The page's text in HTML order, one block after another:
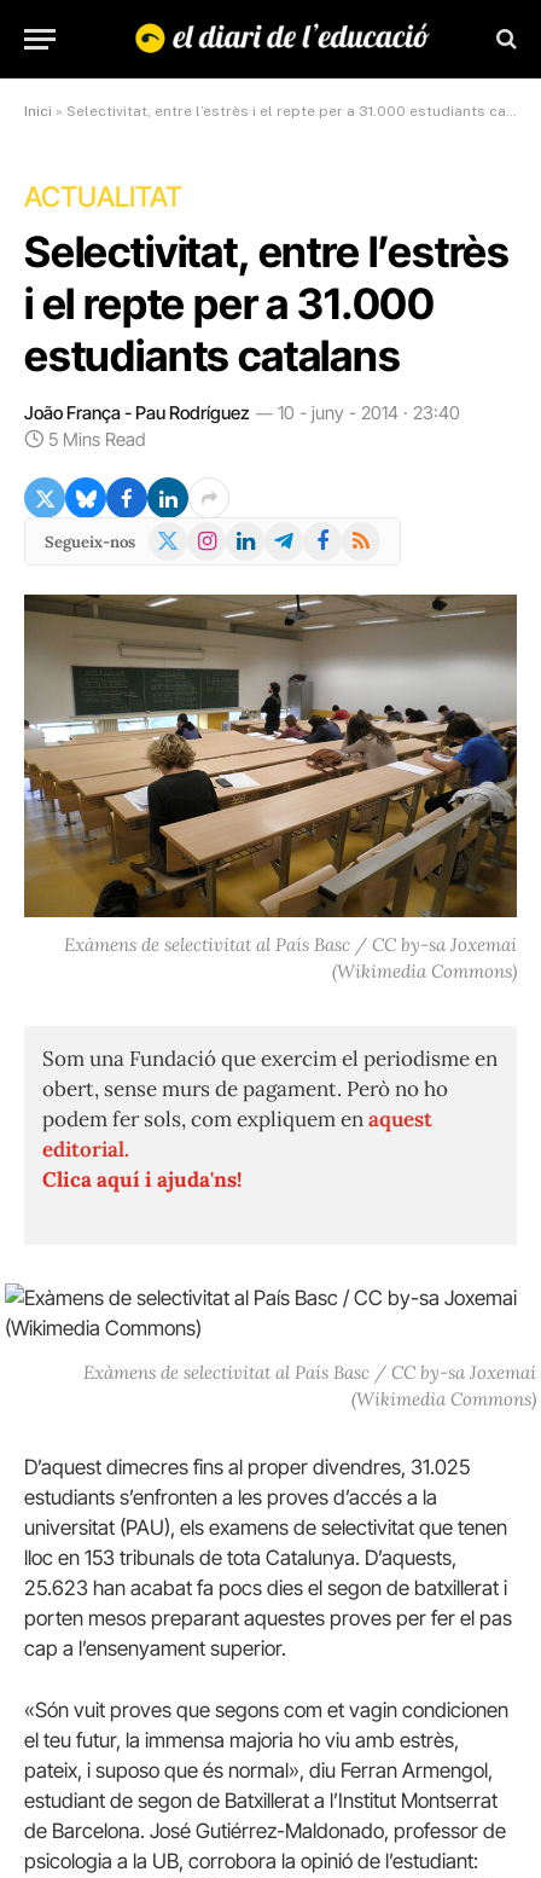
Inici » Selectivitat, entre l’estrès i el repte per a 31.000 estudiants catalans
ACTUALITAT
Selectivitat, entre l’estrès
i el repte per a 31.000
estudiants catalans
João França - Pau Rodríguez
10 - juny - 2014 · 23:40
5 Mins Read
Segueix-nos
X
Instagram
LinkedInTelegramFacebook
RSS
Exàmens de selectivitat al País Basc / CC by-sa Joxemai
(Wikimedia Commons)
Som una Fundació que exercim el periodisme en
obert, sense murs de pagament. Però no ho
podem fer sols, com expliquem enaquest
editorial.
Clica aquí i ajuda'ns!
Exàmens de selectivitat al País Basc / CC by-sa Joxemai
(Wikimedia Commons)
D’aquest dimecres fins al proper divendres, 31.025
estudiants s’enfronten a les proves d’accés a la
universitat (PAU), els examens de selectivitat que tenen
lloc en 153 tribunals de tota Catalunya. D’aquests,
25.623 han acabat fa pocs dies el segon de batxillerat i
porten mesos preparant aquestes proves per fer el pas
cap a l’ensenyament superior.
«Són vuit proves que segons com et vagin condicionen
el teu futur, la immensa majoria ho viu amb estrès,
pateix, i suposo que és normal», diu Ferran Armengol,
estudiant de segon de Batxillerat a l’Institut Montserrat
de Barcelona. José Gutiérrez-Maldonado, professor de
psicologia a la UB, corrobora la opinió de l’estudiant: